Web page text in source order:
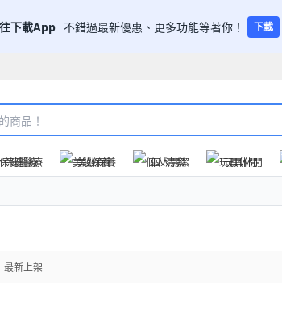
下載App 不錯過最新優惠、更多功能等著你！ 下載
保健醫療 美妝保養 個人清潔 玩具休閒
最新上架